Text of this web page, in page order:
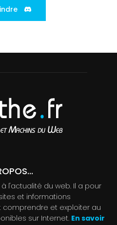
l'actualité du web. Il a pour
et informations
et exploiter au
sur Internet. En savoir